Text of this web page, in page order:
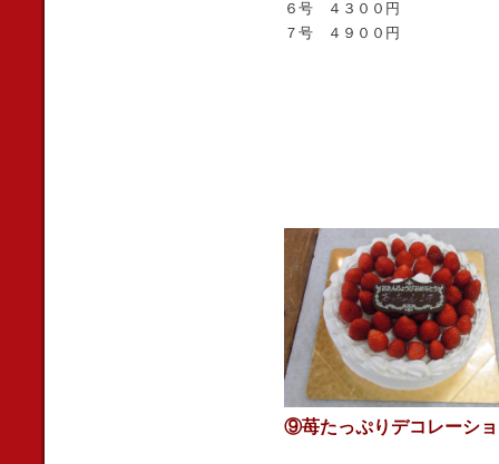
６号 ４３００円
７号 ４９００円
⑨苺たっぷりデコレーシ